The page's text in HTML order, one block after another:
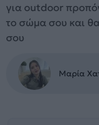
για outdoor
το σώμα σου και
σου
Μαρία